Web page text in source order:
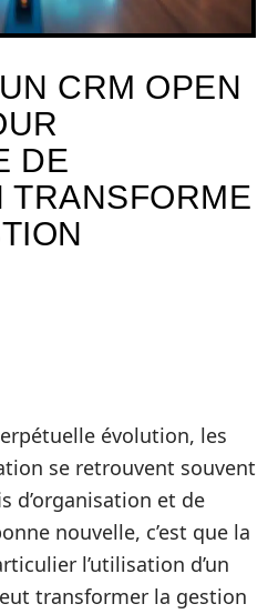
CRM OPEN
DE
TRANSFORME
évolution, les
se retrouvent souvent
d’organisation et de
nouvelle, c’est que la
l’utilisation d’un
transformer la gestion